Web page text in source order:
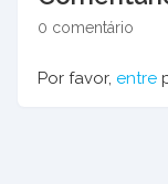
0 comentário
Por favor, entre